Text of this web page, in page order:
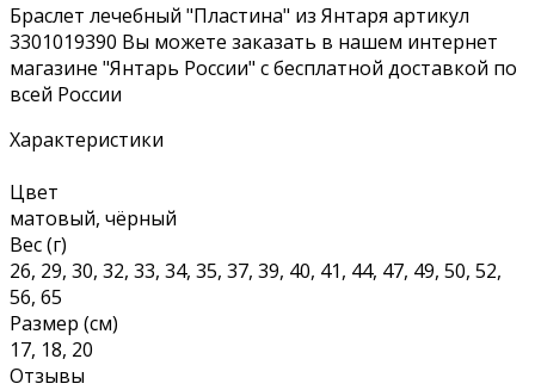
Браслет лечебный "Пластина" из Янтаря артикул
3301019390 Вы можете заказать в нашем интернет
магазине "Янтарь России" с бесплатной доставкой по
всей России
Характеристики
Цвет
матовый, чёрный
Вес (г)
26, 29, 30, 32, 33, 34, 35, 37, 39, 40, 41, 44, 47, 49, 50, 52,
56, 65
Размер (см)
17, 18, 20
Отзывы